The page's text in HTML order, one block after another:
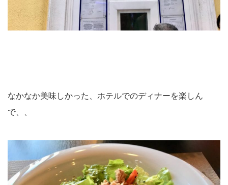
なかなか美味しかった、ホテルでのディナーを楽しん
で、、